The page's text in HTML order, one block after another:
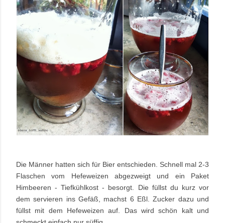
Die Männer hatten sich für Bier entschieden. Schnell mal 2-3
Flaschen vom Hefeweizen abgezweigt und ein Paket
Himbeeren - Tiefkühlkost - besorgt. Die füllst du kurz vor
dem servieren ins Gefäß, machst 6 Eßl. Zucker dazu und
füllst mit dem Hefeweizen auf. Das wird schön kalt und